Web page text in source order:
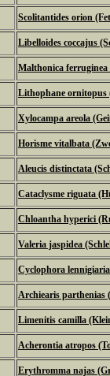
Scolitantides orion
Libelloides coccajus
Malthonica
Lithophane ornitopus
Xylocampa areola
Horisme vitalbata
Aleucis distinctata
Cataclysme riguata
Chloantha hyperici
Valeria jaspidea
Cyclophora
Archiearis
Limenitis camilla
Acherontia atropos
Erythromma najas